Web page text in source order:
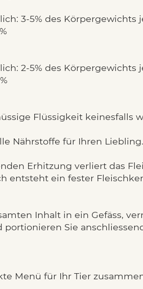
3-5% des Körpergewichts
2-5% des Körpergewichts
Flüssigkeit keinesfalls
Nährstoffe für Ihren Liebling.
Erhitzung verliert das
entsteht ein fester
Inhalt in ein Gefäss,
Sie
Menü für Ihr Tier